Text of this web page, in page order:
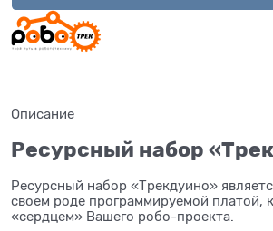
Описание
Ресурсный набор
Ресурсный набор «Трекдуино»
своем роде программируемой платой,
«сердцем» Вашего робо-проекта.